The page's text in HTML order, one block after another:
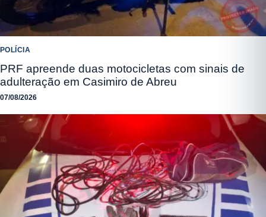
POLÍCIA
PRF apreende duas motocicletas com sinais de
adulteração em Casimiro de Abreu
07/08/2026